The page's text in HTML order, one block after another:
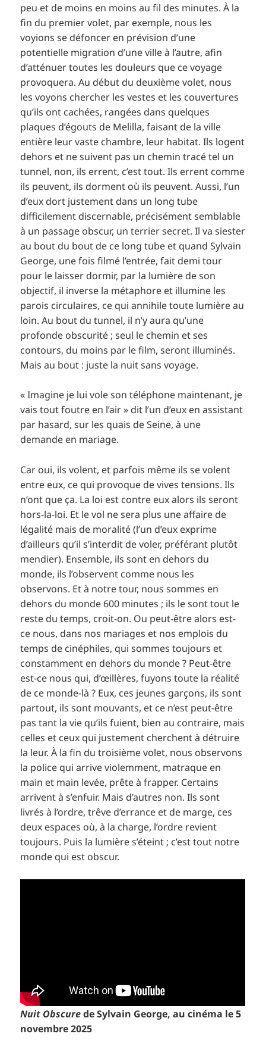
peu et de moins en moins au fil des minutes. À la
fin du premier volet, par exemple, nous les
voyions se défoncer en prévision d’une
potentielle migration d’une ville à l’autre, afin
d’atténuer toutes les douleurs que ce voyage
provoquera. Au début du deuxième volet, nous
les voyons chercher les vestes et les couvertures
qu’ils ont cachées, rangées dans quelques
plaques d’égouts de Melilla, faisant de la ville
entière leur vaste chambre, leur habitat. Ils logent
dehors et ne suivent pas un chemin tracé tel un
tunnel, non, ils errent, c’est tout. Ils errent comme
ils peuvent, ils dorment où ils peuvent. Aussi, l’un
d’eux dort justement dans un long tube
difficilement discernable, précisément semblable
à un passage obscur, un terrier secret. Il va siester
au bout du bout de ce long tube et quand Sylvain
George, une fois filmé l’entrée, fait demi tour
pour le laisser dormir, par la lumière de son
objectif, il inverse la métaphore et illumine les
parois circulaires, ce qui annihile toute lumière au
loin. Au bout du tunnel, il n’y aura qu’une
profonde obscurité ; seul le chemin et ses
contours, du moins par le film, seront illuminés.
Mais au bout : juste la nuit sans voyage.
« Imagine je lui vole son téléphone maintenant, je
vais tout foutre en l’air » dit l’un d’eux en assistant
par hasard, sur les quais de Seine, à une
demande en mariage.
Car oui, ils volent, et parfois même ils se volent
entre eux, ce qui provoque de vives tensions. Ils
n’ont que ça. La loi est contre eux alors ils seront
hors-la-loi. Et le vol ne sera plus une affaire de
légalité mais de moralité (l’un d’eux exprime
d’ailleurs qu’il s’interdit de voler, préférant plutôt
mendier). Ensemble, ils sont en dehors du
monde, ils l’observent comme nous les
observons. Et à notre tour, nous sommes en
dehors du monde 600 minutes ; ils le sont tout le
reste du temps, croit-on. Ou peut-être alors est-
ce nous, dans nos mariages et nos emplois du
temps de cinéphiles, qui sommes toujours et
constamment en dehors du monde ? Peut-être
est-ce nous qui, d’œillères, fuyons toute la réalité
de ce monde-là ? Eux, ces jeunes garçons, ils sont
partout, ils sont mouvants, et ce n’est peut-être
pas tant la vie qu’ils fuient, bien au contraire, mais
celles et ceux qui justement cherchent à détruire
la leur. À la fin du troisième volet, nous observons
la police qui arrive violemment, matraque en
main et main levée, prête à frapper. Certains
arrivent à s’enfuir. Mais d’autres non. Ils sont
livrés à l’ordre, trêve d’errance et de marge, ces
deux espaces où, à la charge, l’ordre revient
toujours. Puis la lumière s’éteint ; c’est tout notre
monde qui est obscur.
Nuit Obscurede Sylvain George, au cinéma le 5
novembre 2025